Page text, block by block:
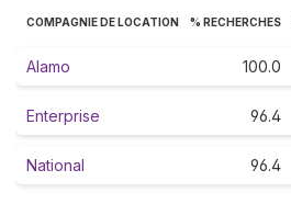
COMPAGNIE DE LOCATION % RECHERCHES
Alamo 100.0
Enterprise 96.4
National 96.4